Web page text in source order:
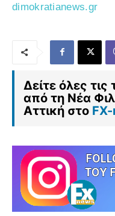
dimokratianews.gr
Δείτε όλες τις
από τη Νέα
Αττική στο